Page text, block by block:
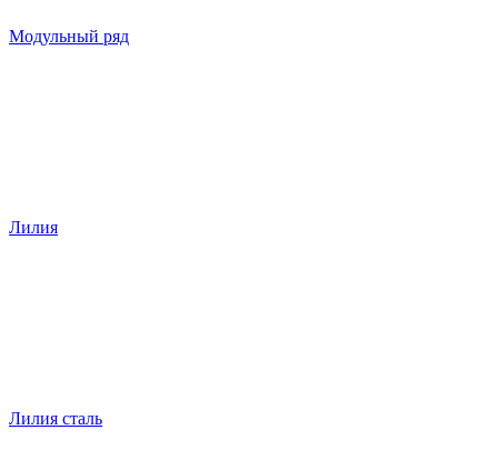
Модульный ряд
Лилия
Лилия сталь